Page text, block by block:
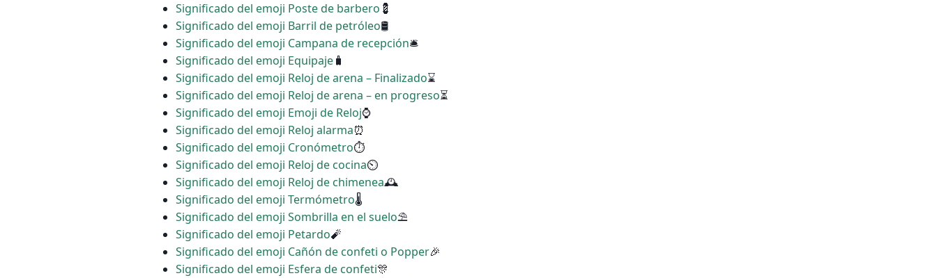
Significado del emoji Poste de barbero 💈
Significado del emoji Barril de petróleo🛢
Significado del emoji Campana de recepción🛎
Significado del emoji Equipaje🧳
Significado del emoji Reloj de arena – Finalizado⌛
Significado del emoji Reloj de arena – en progreso⏳
Significado del emoji Emoji de Reloj⌚
Significado del emoji Reloj alarma⏰
Significado del emoji Cronómetro⏱
Significado del emoji Reloj de cocina⏲
Significado del emoji Reloj de chimenea🕰
Significado del emoji Termómetro🌡
Significado del emoji Sombrilla en el suelo⛱
Significado del emoji Petardo🧨
Significado del emoji Cañón de confeti o Popper🎉
Significado del emoji Esfera de confeti🎊